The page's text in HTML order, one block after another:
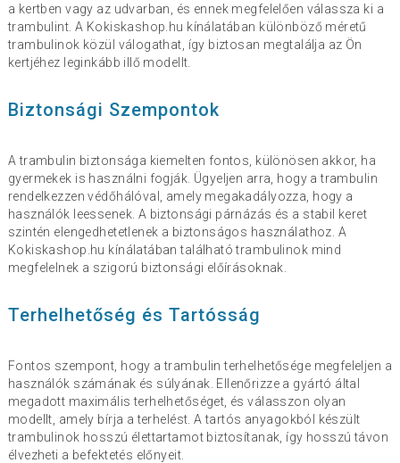
a kertben vagy az udvarban, és ennek megfelelően válassza ki a
trambulint. A Kokiskashop.hu kínálatában különböző méretű
trambulinok közül válogathat, így biztosan megtalálja az Ön
kertjéhez leginkább illő modellt.
Biztonsági Szempontok
A trambulin biztonsága kiemelten fontos, különösen akkor, ha
gyermekek is használni fogják. Ügyeljen arra, hogy a trambulin
rendelkezzen védőhálóval, amely megakadályozza, hogy a
használók leessenek. A biztonsági párnázás és a stabil keret
szintén elengedhetetlenek a biztonságos használathoz. A
Kokiskashop.hu kínálatában található trambulinok mind
megfelelnek a szigorú biztonsági előírásoknak.
Terhelhetőség és Tartósság
Fontos szempont, hogy a trambulin terhelhetősége megfeleljen a
használók számának és súlyának. Ellenőrizze a gyártó által
megadott maximális terhelhetőséget, és válasszon olyan
modellt, amely bírja a terhelést. A tartós anyagokból készült
trambulinok hosszú élettartamot biztosítanak, így hosszú távon
élvezheti a befektetés előnyeit.